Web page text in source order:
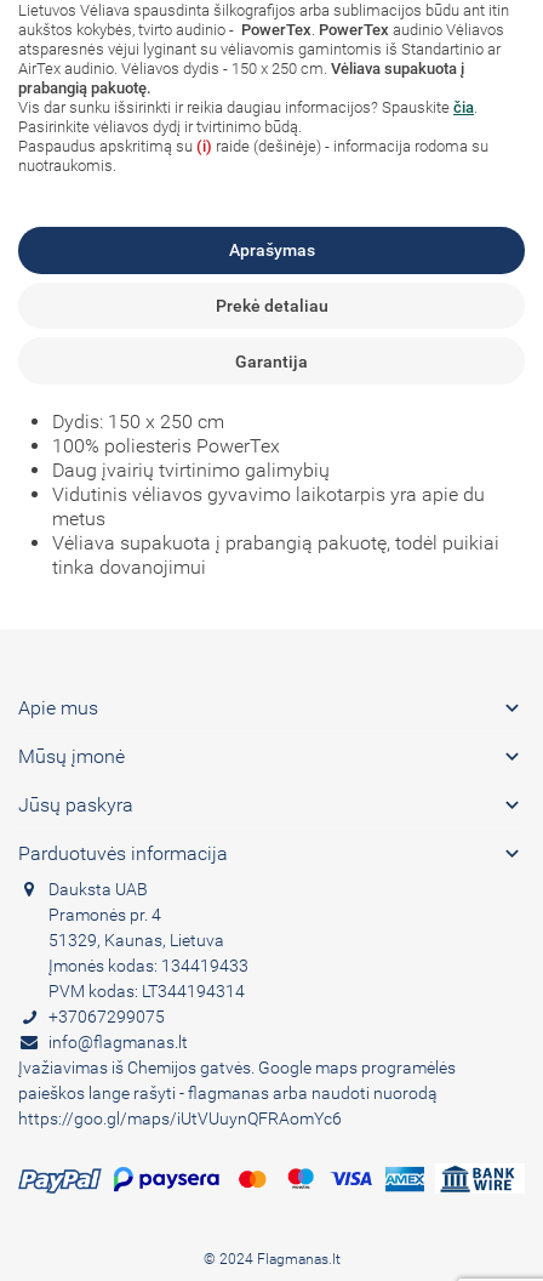
Lietuvos Vėliava spausdinta šilkografijos arba sublimacijos būdu ant itin
aukštos kokybės, tvirto audinio - PowerTex. PowerTex audinio Vėliavos
atsparesnės vėjui lyginant su vėliavomis gamintomis iš Standartinio ar
AirTex audinio. Vėliavos dydis - 150 x 250 cm. Vėliava supakuota į
prabangią pakuotę.
Vis dar sunku išsirinkti ir reikia daugiau informacijos? Spauskite čia.
Pasirinkite vėliavos dydį ir tvirtinimo būdą.
Paspaudus apskritimą su (i) raide (dešinėje) - informacija rodoma su
nuotraukomis.
Aprašymas
Prekė detaliau
Garantija
Dydis: 150 x 250 cm
100% poliesteris PowerTex
Daug įvairių tvirtinimo galimybių
Vidutinis vėliavos gyvavimo laikotarpis yra apie du
metus
Vėliava supakuota į prabangią pakuotę, todėl puikiai
tinka dovanojimui
Apie mus 
Mūsų įmonė 
Jūsų paskyra 
Parduotuvės informacija 
Dauksta UAB
Pramonės pr. 4
51329, Kaunas, Lietuva
Įmonės kodas: 134419433
PVM kodas: LT344194314
+37067299075
info@flagmanas.lt
Įvažiavimas iš Chemijos gatvės. Google maps programėlės
paieškos lange rašyti - flagmanas arba naudoti nuorodą
https://goo.gl/maps/iUtVUuynQFRAomYc6
© 2024 Flagmanas.lt